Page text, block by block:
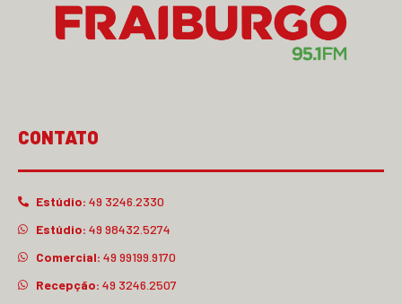
CONTATO
Estúdio: 49 3246.2330
Estúdio: 49 98432.5274
Comercial: 49 99199.9170
Recepção: 49 3246.2507